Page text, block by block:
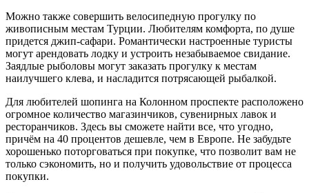
Можно также совершить велосипедную прогулку по
живописным местам Турции. Любителям комфорта, по душе
придется джип-сафари. Романтически настроенные туристы
могут арендовать лодку и устроить незабываемое свидание.
Заядлые рыболовы могут заказать прогулку к местам
наилучшего клева, и насладится потрясающей рыбалкой.
Для любителей шопинга на Колонном проспекте расположено
огромное количество магазинчиков, сувенирных лавок и
ресторанчиков. Здесь вы сможете найти все, что угодно,
причём на 40 процентов дешевле, чем в Европе. Не забудьте
хорошенько поторговаться при покупке, что позволит вам не
только сэкономить, но и получить удовольствие от процесса
покупки.